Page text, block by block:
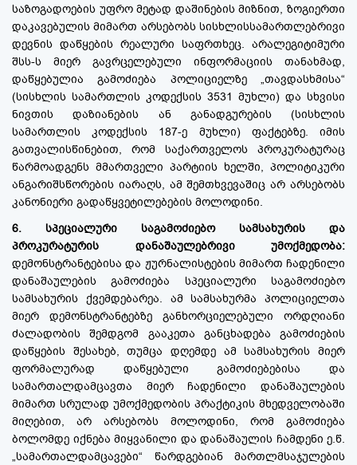
საზოგადოების უფრო მეტად დაშინების მიზნით, ზოგიერთი
დაკავებულის მიმართ არსებობს სისხლისსამართლებრივი
დევნის დაწყების რეალური საფრთხეც. არალეგიტიმური
შსს-ს მიერ გავრცელებული ინფორმაციის თანახმად,
დაწყებულია გამოძიება პოლიციელზე „თავდასხმისა“
(სისხლის სამართლის კოდექსის 3531 მუხლი) და სხვისი
ნივთის დაზიანების ან განადგურების (სისხლის
სამართლის კოდექსის 187-ე მუხლი) ფაქტებზე. იმის
გათვალისწინებით, რომ საქართველოს პროკურატურაც
წარმოადგენს მმართველი პარტიის ხელში, პოლიტიკური
ანგარიშსწორების იარაღს, ამ შემთხვევაშიც არ არსებობს
კანონიერი გადაწყვეტილებების მოლოდინი.
6. სპეციალური საგამოძიებო სამსახურის და
პროკურატურის დანაშაულებრივი უმოქმედობა:
დემონსტრანტებისა და ჟურნალისტების მიმართ ჩადენილი
დანაშაულების გამოძიება სპეციალური საგამოძიებო
სამსახურის ქვემდებარეა. ამ სამსახურმა პოლიციელთა
მიერ დემონსტრანტებზე განხორციელებული ორდღიანი
ძალადობის შემდგომ გააკეთა განცხადება გამოძიების
დაწყების შესახებ, თუმცა დღემდე ამ სამსახურის მიერ
ფორმალურად დაწყებული გამოძიებებისა და
სამართალდამცავთა მიერ ჩადენილი დანაშაულების
მიმართ სრულად უმოქმედობის პრაქტიკის მხედველობაში
მიღებით, არ არსებობს მოლოდინი, რომ გამოძიება
ბოლომდე იქნება მიყვანილი და დანაშაულის ჩამდენი ე.წ.
„სამართალდამცავები“ წარდგებიან მართლმსაჯულების